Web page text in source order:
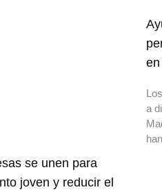
se unen para
joven y reducir el
a